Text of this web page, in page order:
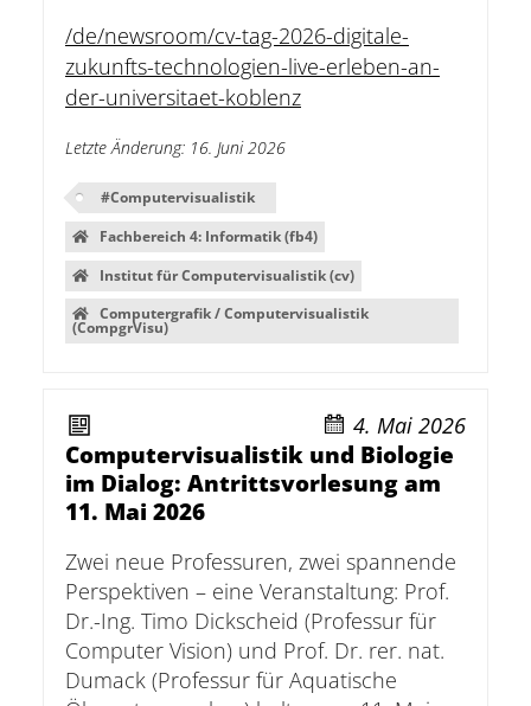
/de/newsroom/cv-tag-2026-digitale-
zukunfts-technologien-live-erleben-an-
der-universitaet-koblenz
Letzte Änderung: 16. Juni 2026
#Computervisualistik
Fachbereich 4: Informatik (fb4)
Institut für Computervisualistik (cv)
Computergrafik / Computervisualistik
(CompgrVisu)
4. Mai 2026
Computervisualistik und Biologie
im Dialog: Antrittsvorlesung am
11. Mai 2026
Zwei neue Professuren, zwei spannende
Perspektiven – eine Veranstaltung: Prof.
Dr.-Ing. Timo Dickscheid (Professur für
Computer Vision) und Prof. Dr. rer. nat.
Dumack (Professur für Aquatische